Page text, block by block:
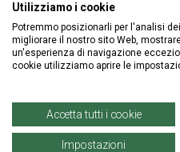
ISCRIVITI
Utilizziamo i cookie
Potremmo posizionarli per l'analisi
migliorare il nostro sito Web,
un'esperienza di navigazione
cookie utilizziamo aprire le
Accetta tutti i cookie
Impostazioni